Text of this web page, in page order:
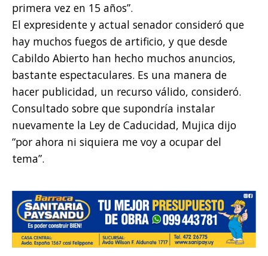
primera vez en 15 años”.
El expresidente y actual senador consideró que
hay muchos fuegos de artificio, y que desde
Cabildo Abierto han hecho muchos anuncios,
bastante espectaculares. Es una manera de
hacer publicidad, un recurso válido, consideró.
Consultado sobre que supondría instalar
nuevamente la Ley de Caducidad, Mujica dijo
“por ahora ni siquiera me voy a ocupar del
tema”.